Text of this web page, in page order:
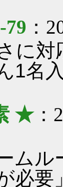
：
に対
1名
★：
ムル
必要